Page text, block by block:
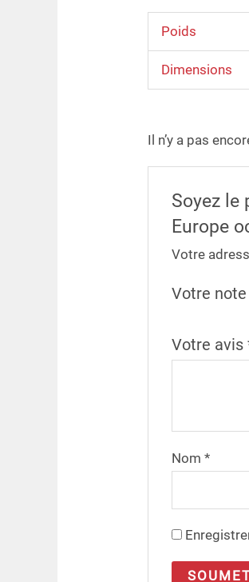
Poids
Dimensions
Il n’y a pas
Soyez le
Europe
Votre
Votre note
Votre avis
Nom *